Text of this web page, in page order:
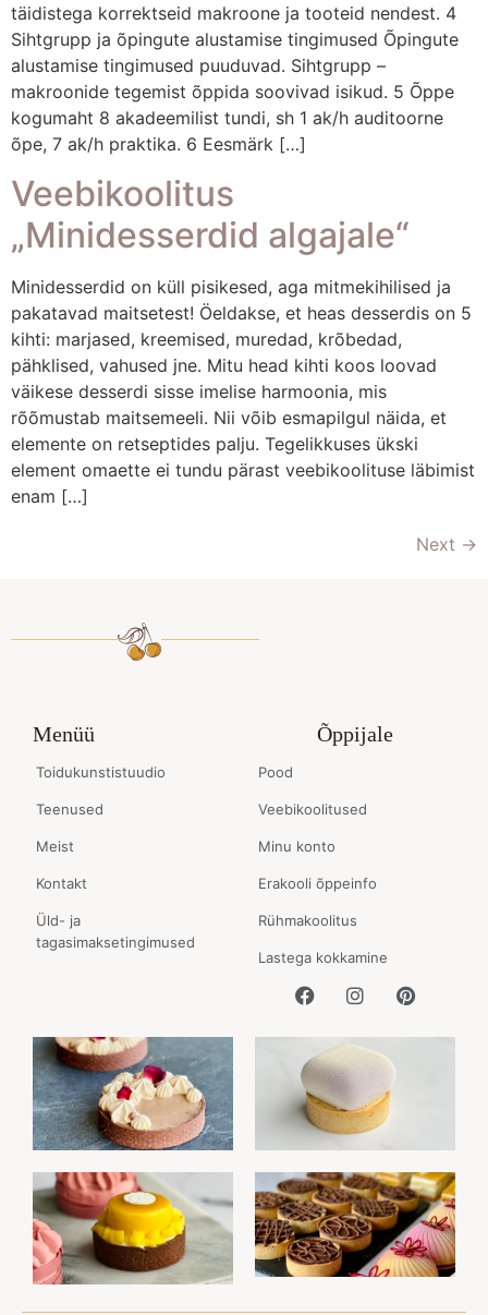
täidistega korrektseid makroone ja tooteid nendest. 4
Sihtgrupp ja õpingute alustamise tingimused Õpingute
alustamise tingimused puuduvad. Sihtgrupp –
makroonide tegemist õppida soovivad isikud. 5 Õppe
kogumaht 8 akadeemilist tundi, sh 1 ak/h auditoorne
õpe, 7 ak/h praktika. 6 Eesmärk […]
Veebikoolitus
„Minidesserdid algajale“
Minidesserdid on küll pisikesed, aga mitmekihilised ja
pakatavad maitsetest! Öeldakse, et heas desserdis on 5
kihti: marjased, kreemised, muredad, krõbedad,
pähklised, vahused jne. Mitu head kihti koos loovad
väikese desserdi sisse imelise harmoonia, mis
rõõmustab maitsemeeli. Nii võib esmapilgul näida, et
elemente on retseptides palju. Tegelikkuses ükski
element omaette ei tundu pärast veebikoolituse läbimist
enam […]
Next →
Menüü
Toidukunstistuudio
Teenused
Meist
Kontakt
Üld- ja
tagasimaksetingimused
Õppijale
Pood
Veebikoolitused
Minu konto
Erakooli õppeinfo
Rühmakoolitus
Lastega kokkamine